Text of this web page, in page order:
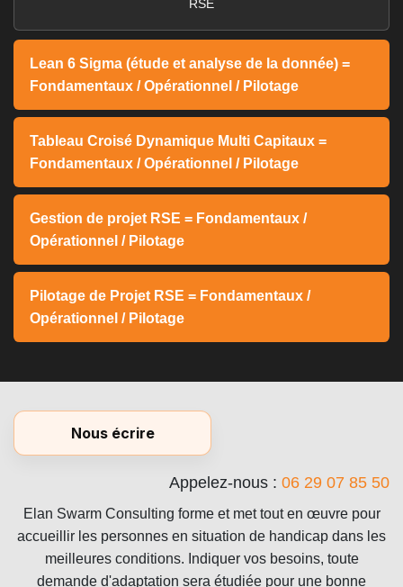
RSE
Lean 6 Sigma (étude et analyse de la donnée) =
Fondamentaux / Opérationnel / Pilotage
Tableau Croisé Dynamique Multi Capitaux =
Fondamentaux / Opérationnel / Pilotage
Gestion de projet RSE = Fondamentaux /
Opérationnel / Pilotage
Pilotage de Projet RSE = Fondamentaux /
Opérationnel / Pilotage
Nous écrire
Appelez-nous : 06 29 07 85 50
Elan Swarm Consulting forme et met tout en œuvre pour
accueillir les personnes en situation de handicap dans les
meilleures conditions. Indiquer vos besoins, toute
demande d'adaptation sera étudiée pour une bonne